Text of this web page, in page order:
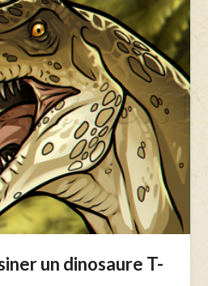
un dinosaure T-